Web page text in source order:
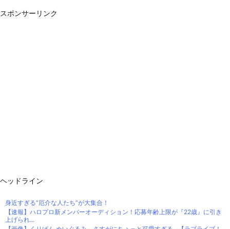
スポンサーリンク
ヘッドライン
身近すぎる“厄介な人たち”が大集合！
【速報】ハロプロ新メンバーオーディション！応募年齢上限が『22歳』に引き
上げられ...